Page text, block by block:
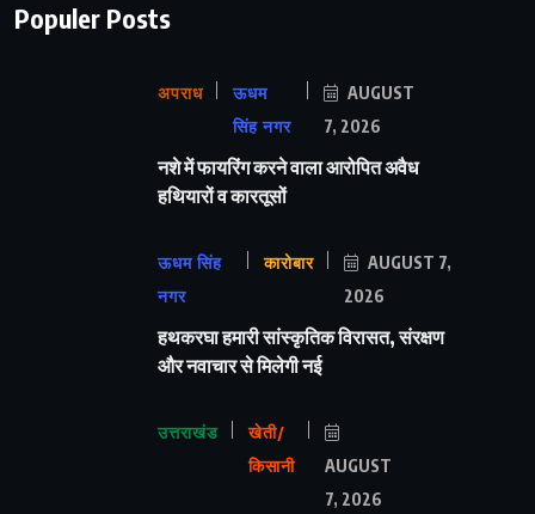
Populer Posts
अपराध
ऊधम
सिंह नगर
AUGUST
7, 2026
नशे में फायरिंग करने वाला आरोपित अवैध
हथियारों व कारतूसों
ऊधम सिंह
नगर
कारोबार
AUGUST 7,
2026
हथकरघा हमारी सांस्कृतिक विरासत, संरक्षण
और नवाचार से मिलेगी नई
उत्तराखंड
खेती/
किसानी
AUGUST
7, 2026